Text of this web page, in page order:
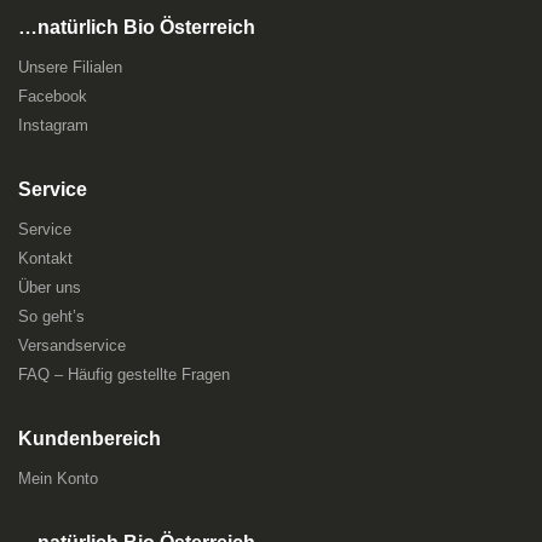
…natürlich Bio Österreich
Unsere Filialen
Facebook
Instagram
Service
Service
Kontakt
Über uns
So geht’s
Versandservice
FAQ – Häufig gestellte Fragen
Kundenbereich
Mein Konto